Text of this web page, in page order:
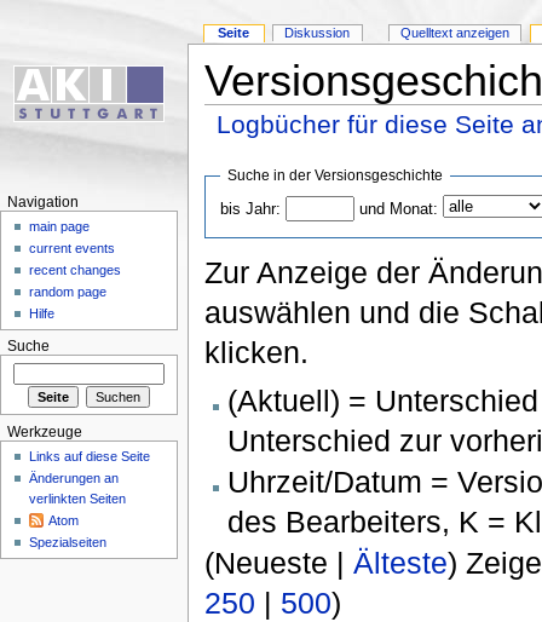
Logbücher für diese Seite
Suche in der Versionsgeschichte
bis Jahr: und Monat:
Zur Anzeige der
auswählen und die
klicken.
(Aktuell) =
Unterschied zur
Uhrzeit/Datum =
des Bearbeiters, K =
(Neueste | Älteste)
250 | 500)
Seite Diskussion Quelltext anzeigen
Navigation
main page
current events
recent changes
random page
Hilfe
Suche
Werkzeuge
Links auf diese Seite
Änderungen an
verlinkten Seiten
Atom
Spezialseiten